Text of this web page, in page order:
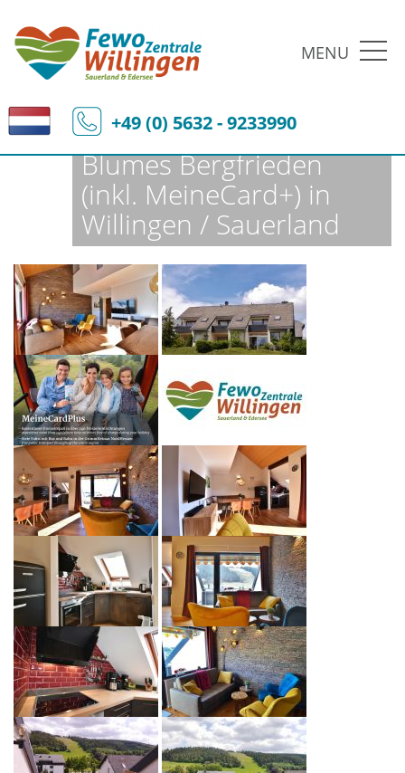
MENU
+49 (0) 5632 - 9233990
Fewo-Zentrale Willingen Ferienobjekte Fewo-Details
Blumes Bergfrieden
(inkl. MeineCard+) in
Willingen / Sauerland